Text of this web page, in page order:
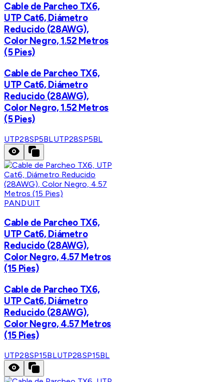
Cable de Parcheo TX6,
UTP Cat6, Diámetro
Reducido (28AWG),
Color Negro, 1.52 Metros
(5 Pies)
Cable de Parcheo TX6,
UTP Cat6, Diámetro
Reducido (28AWG),
Color Negro, 1.52 Metros
(5 Pies)
UTP28SP5BLUTP28SP5BL
PANDUIT
Cable de Parcheo TX6,
UTP Cat6, Diámetro
Reducido (28AWG),
Color Negro, 4.57 Metros
(15 Pies)
Cable de Parcheo TX6,
UTP Cat6, Diámetro
Reducido (28AWG),
Color Negro, 4.57 Metros
(15 Pies)
UTP28SP15BLUTP28SP15BL